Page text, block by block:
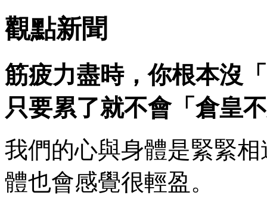
觀點新聞
筋疲力盡時，你根本沒
只要累了就不會「倉皇
我們的心與身體是緊緊
體也會感覺很輕盈。